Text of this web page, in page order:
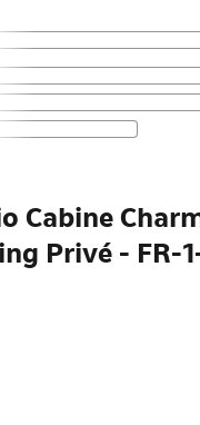
Cabine
Privé - FR-